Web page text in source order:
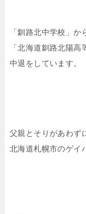
「釧路北中学校」か
「北海道釧路北陽
中退をしています。
父親とそりがあわず
北海道札幌市のゲイ